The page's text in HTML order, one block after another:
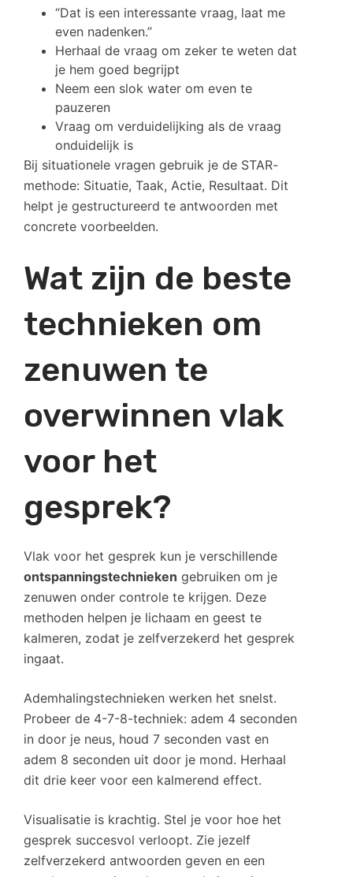
“Dat is een interessante vraag, laat me
even nadenken.”
Herhaal de vraag om zeker te weten dat
je hem goed begrijpt
Neem een slok water om even te
pauzeren
Vraag om verduidelijking als de vraag
onduidelijk is
Bij situationele vragen gebruik je de STAR-
methode: Situatie, Taak, Actie, Resultaat. Dit
helpt je gestructureerd te antwoorden met
concrete voorbeelden.
Wat zijn de beste
technieken om
zenuwen te
overwinnen vlak
voor het
gesprek?
Vlak voor het gesprek kun je verschillende
ontspanningstechnieken gebruiken om je
zenuwen onder controle te krijgen. Deze
methoden helpen je lichaam en geest te
kalmeren, zodat je zelfverzekerd het gesprek
ingaat.
Ademhalingstechnieken werken het snelst.
Probeer de 4-7-8-techniek: adem 4 seconden
in door je neus, houd 7 seconden vast en
adem 8 seconden uit door je mond. Herhaal
dit drie keer voor een kalmerend effect.
Visualisatie is krachtig. Stel je voor hoe het
gesprek succesvol verloopt. Zie jezelf
zelfverzekerd antwoorden geven en een